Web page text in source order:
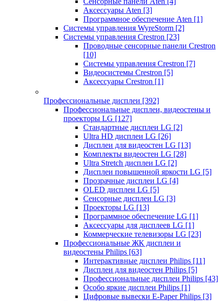
Аксессуары Aten [3]
Программное обеспечение Aten [1]
Системы управления WyreStorm [2]
Системы управления Crestron [23]
Проводные сенсорные панели Crestron
[10]
Системы управления Crestron [7]
Видеосистемы Crestron [5]
Аксессуары Crestron [1]
Профессиональные дисплеи [392]
Профессиональные дисплеи, видеостены и
проекторы LG [127]
Стандартные дисплеи LG [2]
Ultra HD дисплеи LG [26]
Дисплеи для видеостен LG [13]
Комплекты видеостен LG [28]
Ultra Stretch дисплеи LG [2]
Дисплеи повышенной яркости LG [5]
Прозрачные дисплеи LG [4]
OLED дисплеи LG [5]
Сенсорные дисплеи LG [3]
Проекторы LG [13]
Программное обеспечение LG [1]
Аксессуары для дисплеев LG [1]
Коммерческие телевизоры LG [23]
Профессиональные ЖК дисплеи и
видеостены Philips [63]
Интерактивные дисплеи Philips [11]
Дисплеи для видеостен Philips [5]
Профессиональные дисплеи Philips [43]
Особо яркие дисплеи Philips [1]
Цифровые вывески E-Paper Philips [3]